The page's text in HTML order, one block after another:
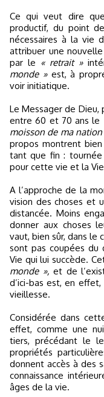
Ce qui veut dire
productif, du point
nécessaires à la vie
attribuer une
par le « retrait »
monde »est, à
voir initiatique.
Le Messager de
entre 60 et 70 ans le
moisson de ma
propos montrent
tant que fin :
pour cette vie et la
A l’approche de la
vision des choses et
distancée. Moins
donner aux choses
vaut, bien sûr, dans le
sont pas coupées
Vie qui lui succède.
monde », et de
d’ici-bas est, en
vieillesse.
Considérée dans
effet, comme une
tiers, précédant le
propriétés
donnent accès à des
connaissance
âges de la vie.